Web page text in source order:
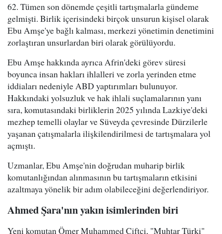
62. Tümen son dönemde çeşitli tartışmalarla gündeme
gelmişti. Birlik içerisindeki birçok unsurun kişisel olarak
Ebu Amşe'ye bağlı kalması, merkezi yönetimin denetimini
zorlaştıran unsurlardan biri olarak görülüyordu.
Ebu Amşe hakkında ayrıca Afrin'deki görev süresi
boyunca insan hakları ihlalleri ve zorla yerinden etme
iddiaları nedeniyle ABD yaptırımları bulunuyor.
Hakkındaki yolsuzluk ve hak ihlali suçlamalarının yanı
sıra, komutasındaki birliklerin 2025 yılında Lazkiye'deki
mezhep temelli olaylar ve Süveyda çevresinde Dürzilerle
yaşanan çatışmalarla ilişkilendirilmesi de tartışmalara yol
açmıştı.
Uzmanlar, Ebu Amşe'nin doğrudan muharip birlik
komutanlığından alınmasının bu tartışmaların etkisini
azaltmaya yönelik bir adım olabileceğini değerlendiriyor.
Ahmed Şara'nın yakın isimlerinden biri
Yeni komutan Ömer Muhammed Çiftçi, "Muhtar Türki"